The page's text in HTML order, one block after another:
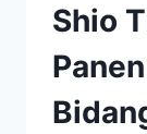
Shio